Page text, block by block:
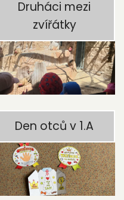
Druháci mezi
zvířátky
Den otců v 1.A